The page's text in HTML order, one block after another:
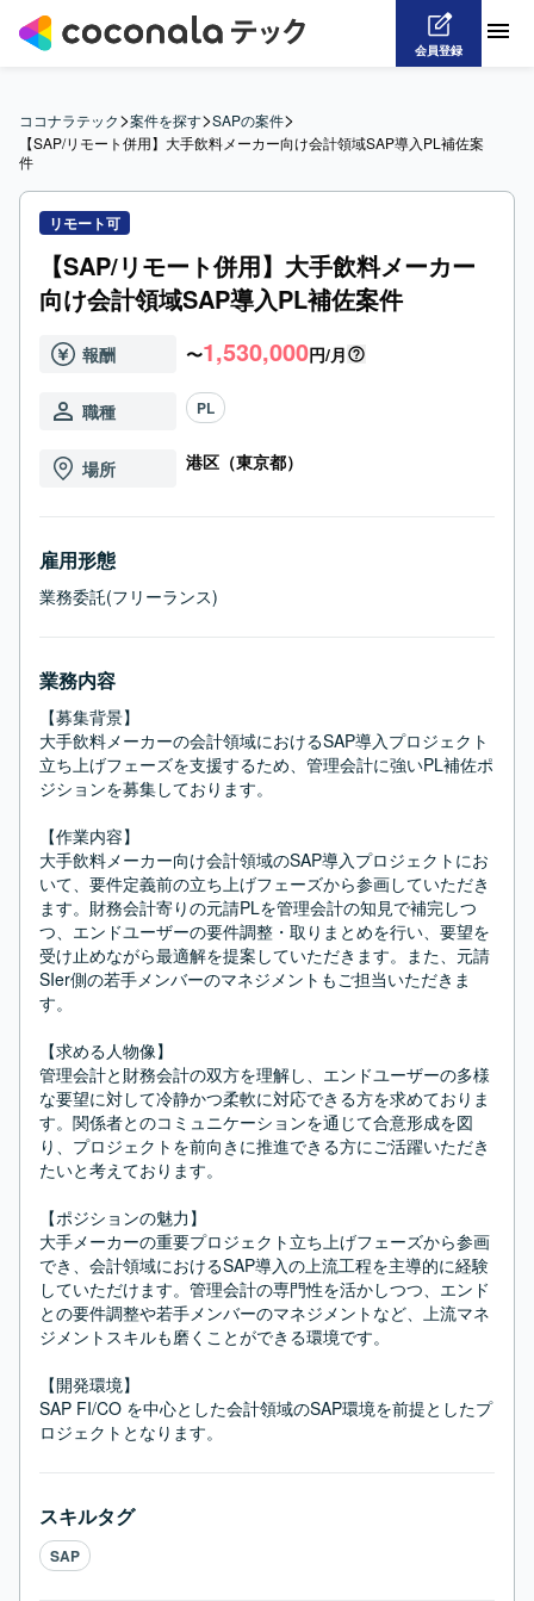
会員登録
ココナラテック>案件を探す>SAPの案件>
【SAP/リモート併用】大手飲料メーカー向け会計領域SAP導入PL補佐案
件
リモート可
【SAP/リモート併用】大手飲料メーカー
向け会計領域SAP導入PL補佐案件
報酬 〜1,530,000円/月
職種 PL
場所 港区（東京都）
雇用形態
業務委託(フリーランス)
業務内容
【募集背景】
大手飲料メーカーの会計領域におけるSAP導入プロジェクト
立ち上げフェーズを支援するため、管理会計に強いPL補佐ポ
ジションを募集しております。
【作業内容】
大手飲料メーカー向け会計領域のSAP導入プロジェクトにお
いて、要件定義前の立ち上げフェーズから参画していただき
ます。財務会計寄りの元請PLを管理会計の知見で補完しつ
つ、エンドユーザーの要件調整・取りまとめを行い、要望を
受け止めながら最適解を提案していただきます。また、元請
SIer側の若手メンバーのマネジメントもご担当いただきま
す。
【求める人物像】
管理会計と財務会計の双方を理解し、エンドユーザーの多様
な要望に対して冷静かつ柔軟に対応できる方を求めておりま
す。関係者とのコミュニケーションを通じて合意形成を図
り、プロジェクトを前向きに推進できる方にご活躍いただき
たいと考えております。
【ポジションの魅力】
大手メーカーの重要プロジェクト立ち上げフェーズから参画
でき、会計領域におけるSAP導入の上流工程を主導的に経験
していただけます。管理会計の専門性を活かしつつ、エンド
との要件調整や若手メンバーのマネジメントなど、上流マネ
ジメントスキルも磨くことができる環境です。
【開発環境】
SAP FI/CO を中心とした会計領域のSAP環境を前提としたプ
ロジェクトとなります。
スキルタグ
SAP